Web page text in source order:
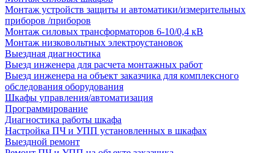
Монтаж устройств защиты и автоматики/измерительных
приборов /приборов
Монтаж силовых трансформаторов 6-10/0,4 кВ
Монтаж низковольтных электроустановок
Выездная диагностика
Выезд инженера для расчета монтажных работ
Выезд инженера на объект заказчика для комплексного
обследования оборудования
Шкафы управления/автоматизация
Программирование
Диагностика работы шкафа
Настройка ПЧ и УПП установленных в шкафах
Выездной ремонт